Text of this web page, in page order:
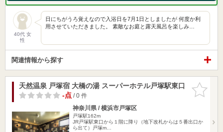
40代 女
性
日にちがうろ覚えなので入浴日を7月1日としましたが 何度か利
用させていただきました。 素敵なお庭と露天風呂を楽しみ…
関連情報から探す
お気に入
りに追加
天然温泉 戸塚宿 大橋の湯 スーパーホテル戸塚駅東口
-点/ 0 件
神奈川県 / 横浜市戸塚区
戸塚駅162m
JR戸塚駅東口から１階に降り（地下改札からは５番出口か
ら出て）戸塚m…